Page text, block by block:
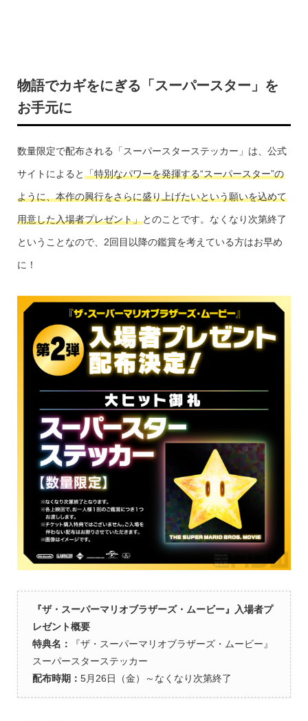
物語でカギをにぎる「スーパースター」を
お手元に
数量限定で配布される「スーパースターステッカー」は、公式
サイトによると「特別なパワーを発揮する“スーパースター”の
ように、本作の興行をさらに盛り上げたいという願いを込めて
用意した入場者プレゼント」とのことです。なくなり次第終了
ということなので、2回目以降の鑑賞を考えている方はお早め
に！
『ザ・スーパーマリオブラザーズ・ムービー』入場者プ
レゼント概要
特典名：
『ザ・スーパーマリオブラザーズ・ムービー』
スーパースターステッカー
配布時期： 5月26日（金）～なくなり次第終了